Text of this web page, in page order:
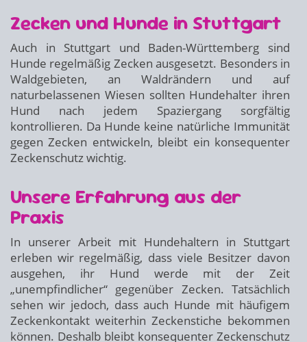
Zecken und Hunde in Stuttgart
Auch in Stuttgart und Baden-Württemberg sind
Hunde regelmäßig Zecken ausgesetzt. Besonders in
Waldgebieten, an Waldrändern und auf
naturbelassenen Wiesen sollten Hundehalter ihren
Hund nach jedem Spaziergang sorgfältig
kontrollieren. Da Hunde keine natürliche Immunität
gegen Zecken entwickeln, bleibt ein konsequenter
Zeckenschutz wichtig.
Unsere Erfahrung aus der
Praxis
In unserer Arbeit mit Hundehaltern in Stuttgart
erleben wir regelmäßig, dass viele Besitzer davon
ausgehen, ihr Hund werde mit der Zeit
„unempfindlicher“ gegenüber Zecken. Tatsächlich
sehen wir jedoch, dass auch Hunde mit häufigem
Zeckenkontakt weiterhin Zeckenstiche bekommen
können. Deshalb bleibt konsequenter Zeckenschutz